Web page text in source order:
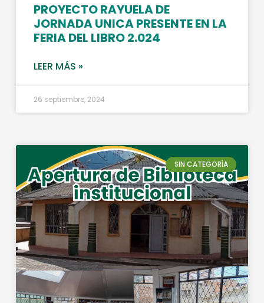
PROYECTO RAYUELA DE
JORNADA UNICA PRESENTE EN LA
FERIA DEL LIBRO 2.024
LEER MÁS »
26 septiembre, 2024
SIN CATEGORÍA